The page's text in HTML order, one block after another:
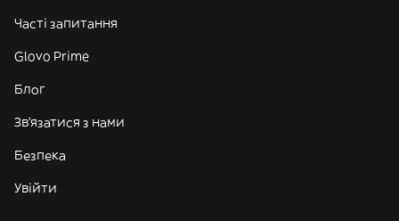
Часті запитання
Glovo Prime
Блог
Зв'язатися з нами
Безпека
Увійти